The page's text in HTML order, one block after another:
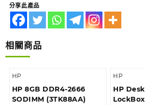
分享此產品
相關商品
HP
HP 8GB DDR4-2666
SODIMM (3TK88AA)
HP
HP